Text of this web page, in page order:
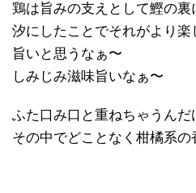
鶏は旨みの支えとして鰹の裏
汐にしたことでそれがより楽
旨いと思うなぁ〜
しみじみ滋味旨いなぁ〜
ふた口み口と重ねちゃうんだ
その中でどことなく柑橘系の